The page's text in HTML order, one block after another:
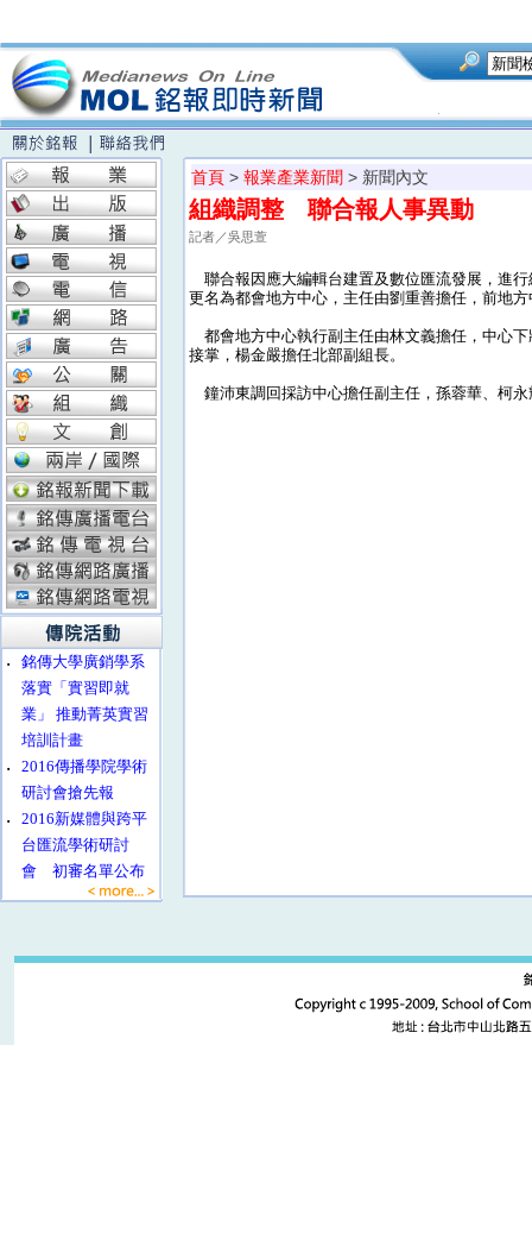
‧
銘傳大學廣銷學系
落實「實習即就
業」 推動菁英實習
培訓計畫
‧
2016傳播學院學術
研討會搶先報
‧
2016新媒體與跨平
台匯流學術研討
會 初審名單公布
首頁 > 報業產業新聞 > 新聞內文
組織調整 聯合報人事異動
記者／吳思萱
聯合報因應大編輯台建置及數位匯流發展，進
更名為都會地方中心，主任由劉重善擔任，前地
都會地方中心執行副主任由林文義擔任，中心
接掌，楊金嚴擔任北部副組長。
鐘沛東調回採訪中心擔任副主任，孫蓉華、柯